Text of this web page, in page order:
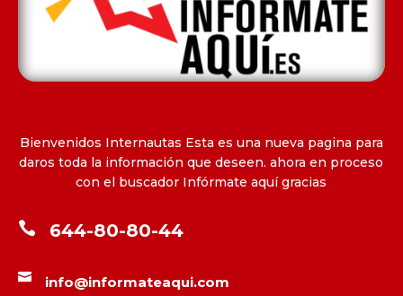
Bienvenidos Internautas Esta es una nueva pagina para
daros toda la información que deseen. ahora en proceso
con el buscador Infórmate aquí gracias
 644-80-80-44
 info@informateaqui.com